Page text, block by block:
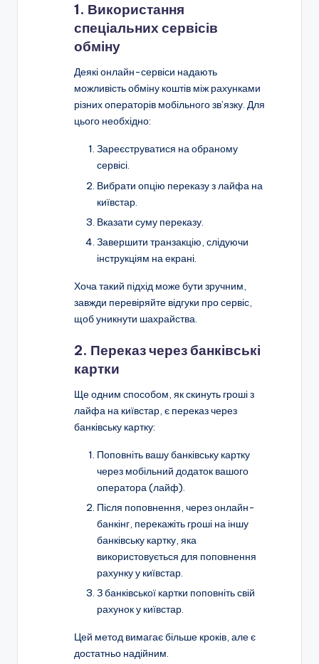
1. Використання
спеціальних сервісів
обміну
Деякі онлайн-сервіси надають
можливість обміну коштів між рахунками
різних операторів мобільного зв’язку. Для
цього необхідно:
Зареєструватися на обраному
сервісі.
Вибрати опцію переказу з лайфа на
київстар.
Вказати суму переказу.
Завершити транзакцію, слідуючи
інструкціям на екрані.
Хоча такий підхід може бути зручним,
завжди перевіряйте відгуки про сервіс,
щоб уникнути шахрайства.
2. Переказ через банківські
картки
Ще одним способом, як скинуть гроші з
лайфа на київстар, є переказ через
банківську картку:
Поповніть вашу банківську картку
через мобільний додаток вашого
оператора (лайф).
Після поповнення, через онлайн-
банкінг, перекажіть гроші на іншу
банківську картку, яка
використовується для поповнення
рахунку у київстар.
З банківської картки поповніть свій
рахунок у київстар.
Цей метод вимагає більше кроків, але є
достатньо надійним.